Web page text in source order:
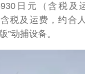
日元（含税
税及运费，约合
”动捕设备。